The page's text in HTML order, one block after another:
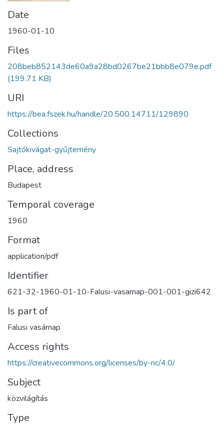
Date
1960-01-10
Files
208beb852143de60a9a28bd0267be21bbb8e079e.pdf
(199.71 KB)
URI
https://bea.fszek.hu/handle/20.500.14711/129890
Collections
Sajtókivágat-gyűjtemény
Place, address
Budapest
Temporal coverage
1960
Format
application/pdf
Identifier
621-32-1960-01-10-Falusi-vasarnap-001-001-gizi642
Is part of
Falusi vasárnap
Access rights
https://creativecommons.org/licenses/by-nc/4.0/
Subject
közvilágítás
Type